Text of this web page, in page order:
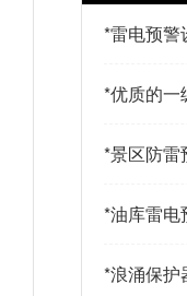
*雷电预警
*优质的一
防雷
*景区防雷
*油库雷电
看-易造
*浪涌保护